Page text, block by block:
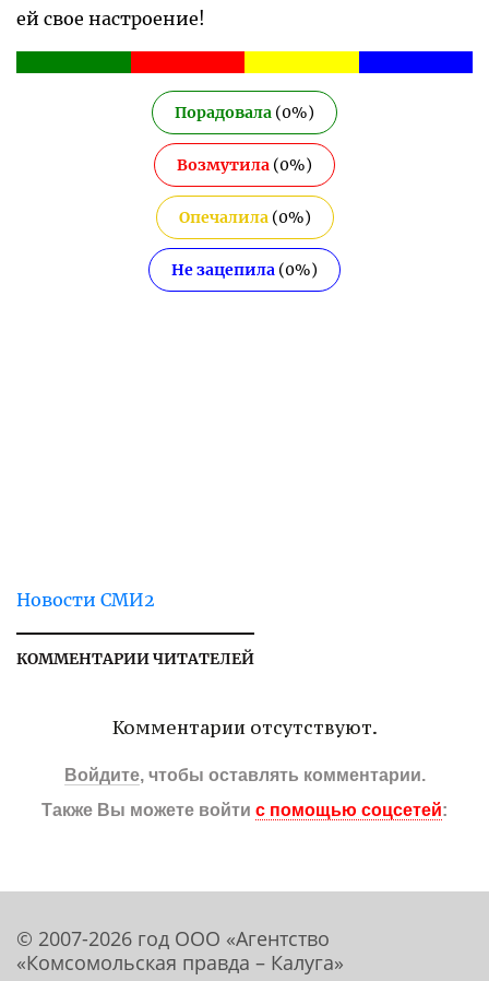
ей свое настроение!
Порадовала (0%)
Возмутила (0%)
Опечалила(0%)
Не зацепила (0%)
Новости СМИ2
КОММЕНТАРИИ ЧИТАТЕЛЕЙ
Комментарии отсутствуют.
Войдите, чтобы оставлять комментарии.
Также Вы можете войти с помощью соцсетей:
© 2007-2026 год ООО «Агентство
«Комсомольская правда – Калуга»